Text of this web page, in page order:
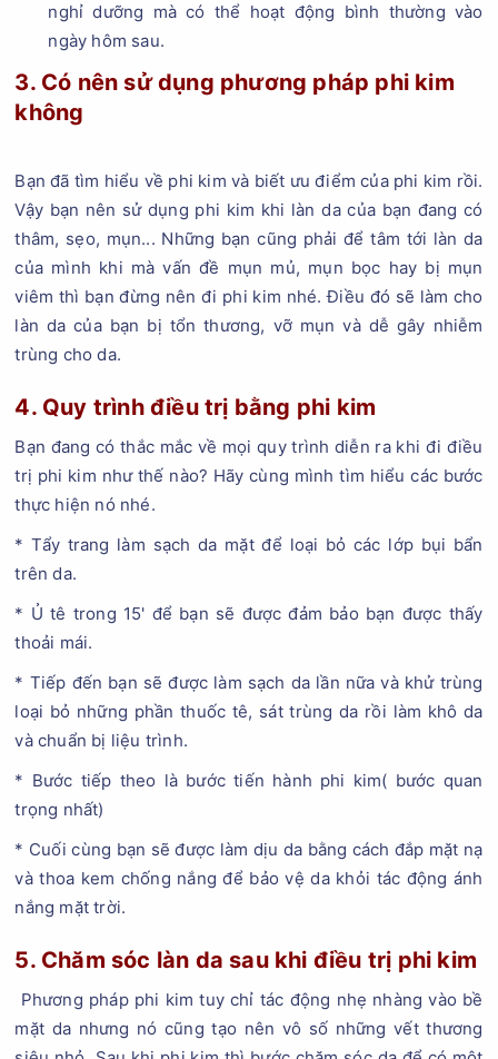
nghỉ dưỡng mà có thể hoạt động bình thường vào
ngày hôm sau.
3. Có nên sử dụng phương pháp phi kim
không
Bạn đã tìm hiểu về phi kim và biết ưu điểm của phi kim rồi.
Vậy bạn nên sử dụng phi kim khi làn da của bạn đang có
thâm, sẹo, mụn... Những bạn cũng phải để tâm tới làn da
của mình khi mà vấn đề mụn mủ, mụn bọc hay bị mụn
viêm thì bạn đừng nên đi phi kim nhé. Điều đó sẽ làm cho
làn da của bạn bị tổn thương, vỡ mụn và dễ gây nhiễm
trùng cho da.
4. Quy trình điều trị bằng phi kim
Bạn đang có thắc mắc về mọi quy trình diễn ra khi đi điều
trị phi kim như thế nào? Hãy cùng mình tìm hiểu các bước
thực hiện nó nhé.
* Tẩy trang làm sạch da mặt để loại bỏ các lớp bụi bẩn
trên da.
* Ủ tê trong 15' để bạn sẽ được đảm bảo bạn được thấy
thoải mái.
* Tiếp đến bạn sẽ được làm sạch da lần nữa và khử trùng
loại bỏ những phần thuốc tê, sát trùng da rồi làm khô da
và chuẩn bị liệu trình.
* Bước tiếp theo là bước tiến hành phi kim( bước quan
trọng nhất)
* Cuối cùng bạn sẽ được làm dịu da bằng cách đắp mặt nạ
và thoa kem chống nắng để bảo vệ da khỏi tác động ánh
nắng mặt trời.
5. Chăm sóc làn da sau khi điều trị phi kim
Phương pháp phi kim tuy chỉ tác động nhẹ nhàng vào bề
mặt da nhưng nó cũng tạo nên vô số những vết thương